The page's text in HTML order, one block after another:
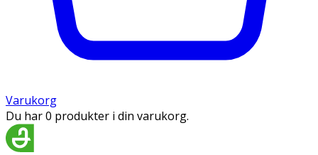
Varukorg
Du har 0 produkter i din varukorg.